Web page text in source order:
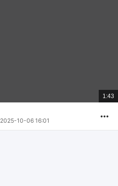
總
共
1:43
2025-10-06 16:01